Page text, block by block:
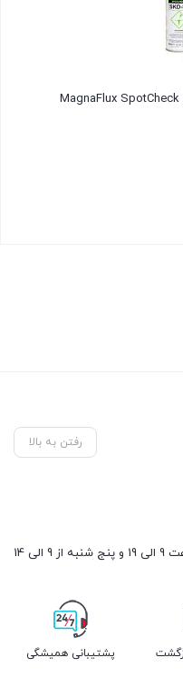
رفتن به بالا
14
پشتیبانی همیشگی